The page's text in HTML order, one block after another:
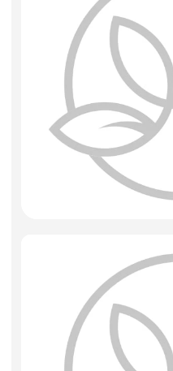
Игрушки мягкие
Сухоцветы